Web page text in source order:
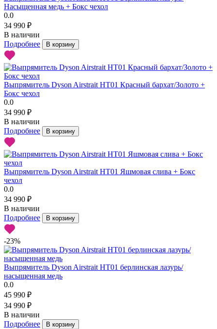
Насыщенная медь + Бокс чехол
0.0
34 990 ₽
В наличии
Подробнее
В корзину
Выпрямитель Dyson Airstrait HT01 Красный бархат/Золото +
Бокс чехол
0.0
34 990 ₽
В наличии
Подробнее
В корзину
Выпрямитель Dyson Airstrait HT01 Яшмовая слива + Бокс
чехол
0.0
34 990 ₽
В наличии
Подробнее
В корзину
-23%
Выпрямитель Dyson Airstrait HT01 берлинская лазурь/
насыщенная медь
0.0
45 990 ₽
34 990 ₽
В наличии
Подробнее
В корзину